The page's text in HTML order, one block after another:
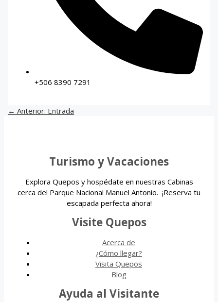
+506 8390 7291
← Anterior: Entrada
Turismo y Vacaciones
Explora Quepos y hospédate en nuestras Cabinas
cerca del Parque Nacional Manuel Antonio. ¡Reserva tu
escapada perfecta ahora!
Visite Quepos
Acerca de
¿Cómo llegar?
Visita Quepos
Blog
Ayuda al Visitante